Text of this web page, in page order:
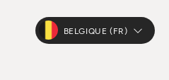
BELGIQUE (FR)